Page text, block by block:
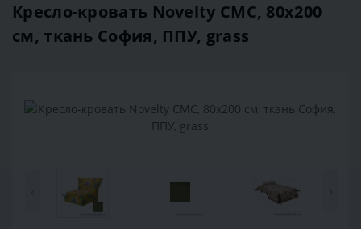
Кресло-кровать Novelty СМС, 80х200
см, ткань София, ППУ, grass